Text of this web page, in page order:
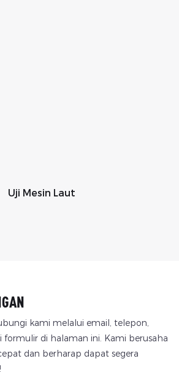
Uji Mesin Laut
kami melalui email, telepon,
formulir di halaman ini. Kami berusaha
dan berharap dapat segera